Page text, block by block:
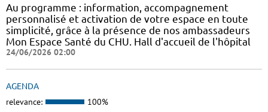
Au programme : information, accompagnement
personnalisé et activation de votre espace en toute
simplicité, grâce à la présence de nos ambassadeurs
Mon Espace Santé du CHU. Hall d'accueil de l'hôpital
24/06/2026 02:00
AGENDA
relevance: 100%